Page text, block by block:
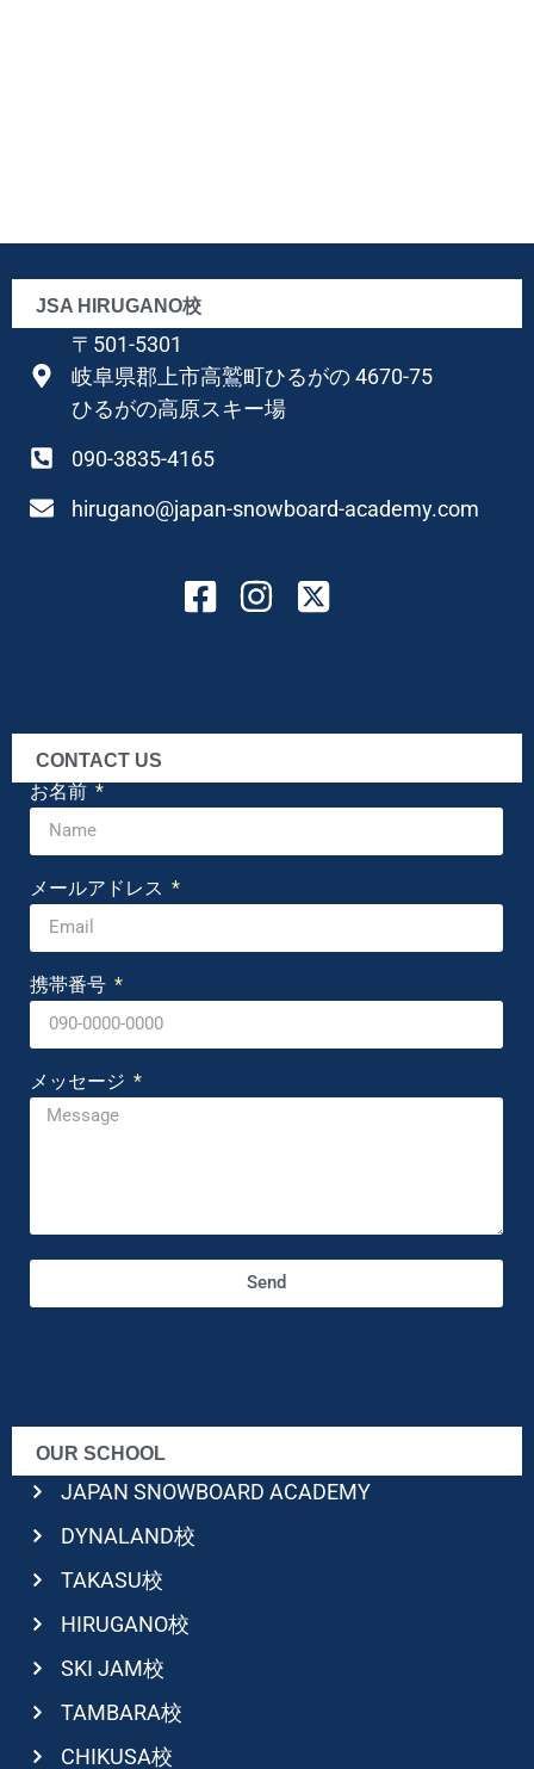
JSA HIRUGANO校
〒501-5301
岐阜県郡上市高鷲町ひるがの 4670-75
ひるがの高原スキー場
090-3835-4165
hirugano@japan-snowboard-academy.com
CONTACT US
お名前
メールアドレス
携帯番号
メッセージ
Send
OUR SCHOOL
JAPAN SNOWBOARD ACADEMY
DYNALAND校
TAKASU校
HIRUGANO校
SKI JAM校
TAMBARA校
CHIKUSA校